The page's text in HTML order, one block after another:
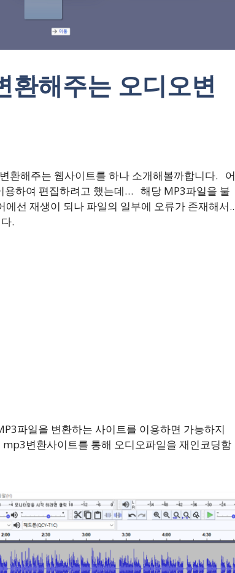
환해주는 오디오변
환해주는 웹사이트를 하나 소개해볼까합니다. 어
하여 편집하려고 했는데… 해당 MP3파일을 불
선 재생이 되나 파일의 일부에 오류가 존재해서..
.
파일을 변환하는 사이트를 이용하면 가능하지
mp3변환사이트를 통해 오디오파일을 재인코딩함